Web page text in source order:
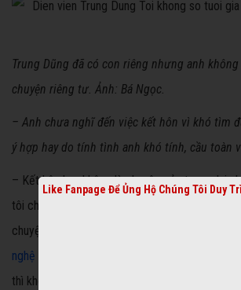
Trung Dũng đã có con riêng nhưng anh
chuyện riêng tư. Ảnh: Bá Ngọc.
– Anh chưa nghĩ đến việc kết hôn vì khó tìm
ý hợp hay do tính tình anh khó tính, cầu toàn
– Kết hôn hay không là chuyện của tương lai
tôi chưa nghĩ tới. Khi yêu, vui vẻ được tới đâu
chuyện yêu mà kiểm soát, làm mất tự do,
nghệ sĩ
mà muốn đi về đúng giờ giấc thì
thì khó có người phụ nữ nào chấp nhận việc
Like Fanpage Để Ủng Hộ Chúng Tôi Duy